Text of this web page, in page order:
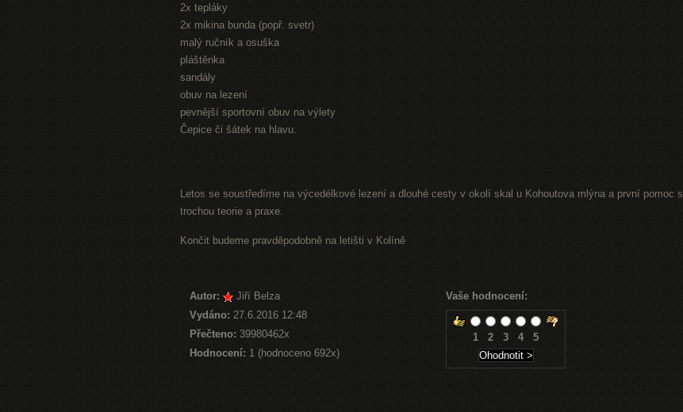
2x tepláky
2x mikina bunda (popř. svetr)
malý ručník a osuška
pláštěnka
sandály
obuv na lezení
pevnější sportovní obuv na výlety
Čepice či šátek na hlavu.
Letos se soustředíme na výcedélkové lezení a dlouhé cesty v okolí skal u Kohoutova mlýna a první pomoc s
trochou teorie a praxe.
Končit budeme pravděpodobně na letišti v Kolíně
Autor:
Jiří Belza
Vydáno: 27.6.2016 12:48
Přečteno: 39980462x
Hodnocení: 1 (hodnoceno 692x)
Vaše hodnocení:
1 2 3 4 5